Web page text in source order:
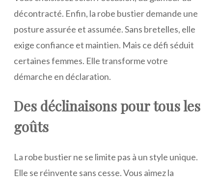
décontracté. Enfin, la robe bustier demande une
posture assurée et assumée. Sans bretelles, elle
exige confiance et maintien. Mais ce défi séduit
certaines femmes. Elle transforme votre
démarche en déclaration.
Des déclinaisons pour tous les
goûts
La robe bustier ne se limite pas à un style unique.
Elle se réinvente sans cesse. Vous aimez la